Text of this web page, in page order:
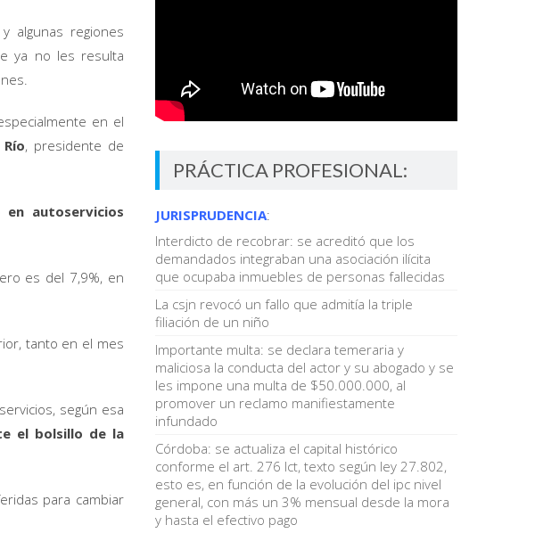
algunas regiones
ya no les resulta
en el
, presidente de
autoservicios
es del 7,9%, en
tanto en el mes
según esa
el bolsillo de la
para cambiar
PRÁCTICA PROFESIONAL:
JURISPRUDENCIA:
Interdicto de recobrar: se acreditó que los
demandados integraban una asociación ilícita
que ocupaba inmuebles de personas fallecidas
La csjn revocó un fallo que admitía la triple
filiación de un niño
Importante multa: se declara temeraria y
maliciosa la conducta del actor y su abogado y se
les impone una multa de $50.000.000, al
promover un reclamo manifiestamente
infundado
Córdoba: se actualiza el capital histórico
conforme el art. 276 lct, texto según ley 27.802,
esto es, en función de la evolución del ipc nivel
general, con más un 3% mensual desde la mora
y hasta el efectivo pago